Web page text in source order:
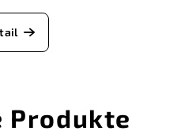
Produkte